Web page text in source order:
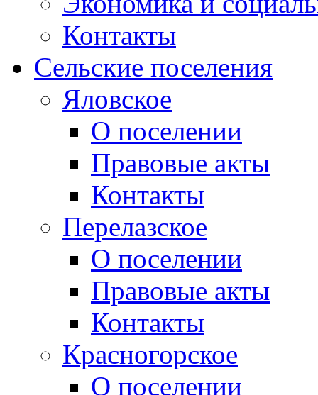
Контакты
Сельские поселения
Яловское
О поселении
Правовые акты
Контакты
Перелазское
О поселении
Правовые акты
Контакты
Красногорское
О поселении